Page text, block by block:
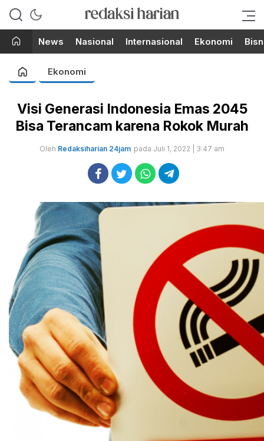
RedaksiHarian.com
Berita Terupdate dari Redaksi
News Nasional Internasional Ekonomi
Ekonomi
Visi Generasi Indonesia Emas 2045
Bisa Terancam karena Rokok Murah
Oleh Redaksiharian 24jam pada Juli 1, 2022 | 3:47 am